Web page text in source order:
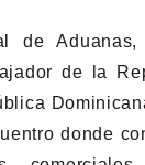
de Aduanas,
de la
donde